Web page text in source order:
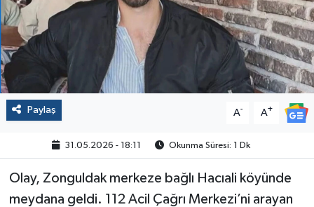
Paylaş A- A+
31.05.2026 - 18:11 Okunma Süresi: 1 Dk
Olay, Zonguldak merkeze bağlı Hacıali köyünde
meydana geldi. 112 Acil Çağrı Merkezi’ni arayan
Sağlık
Spor
Yaşam
Çalışma Hayatı
Kadın
Yurt